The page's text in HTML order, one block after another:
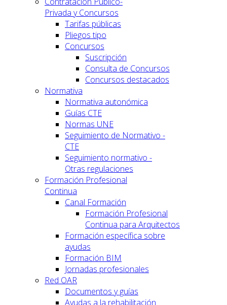
Privada y Concursos
Tarifas públicas
Pliegos tipo
Concursos
Suscripción
Consulta de Concursos
Concursos destacados
Normativa
Normativa autonómica
Guías CTE
Normas UNE
Seguimiento de Normativo -
CTE
Seguimiento normativo -
Otras regulaciones
Formación Profesional
Continua
Canal Formación
Formación Profesional
Continua para Arquitectos
Formación específica sobre
ayudas
Formación BIM
Jornadas profesionales
Red OAR
Documentos y guías
Ayudas a la rehabilitación